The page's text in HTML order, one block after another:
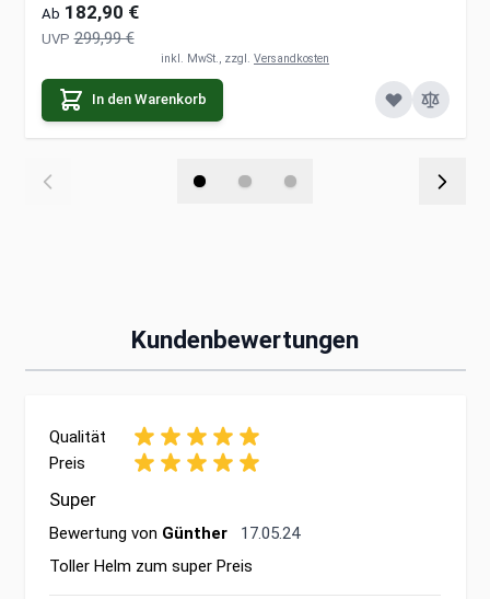
Ab 182,90 €
UVP 299,99 €
inkl. MwSt., zzgl. Versandkosten
In den Warenkorb
Kundenbewertungen
Qualität
Preis
Super
Bewertung von Günther 17. Mai 2024
17.05.24
Toller Helm zum super Preis